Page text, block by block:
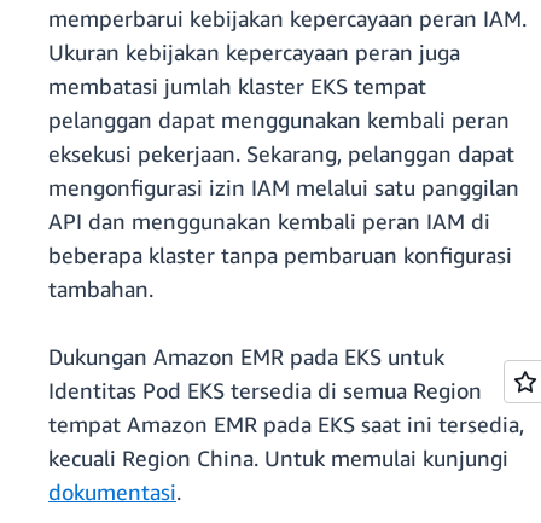
memperbarui kebijakan kepercayaan peran IAM.
Ukuran kebijakan kepercayaan peran juga
membatasi jumlah klaster EKS tempat
pelanggan dapat menggunakan kembali peran
eksekusi pekerjaan. Sekarang, pelanggan dapat
mengonfigurasi izin IAM melalui satu panggilan
API dan menggunakan kembali peran IAM di
beberapa klaster tanpa pembaruan konfigurasi
tambahan.
Dukungan Amazon EMR pada EKS untuk
Identitas Pod EKS tersedia di semua Region
tempat Amazon EMR pada EKS saat ini tersedia,
kecuali Region China. Untuk memulai kunjungi
dokumentasi.